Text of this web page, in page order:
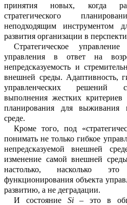
принятия новых, когда
стратегического
неподходящим инструментом
развития организации в
Стратегическое управление
управления в ответ на воз
непредсказуемость и
внешней среды. Адаптивность,
управленческих решений
выполнения жестких критериев
планирования для выживания
среде.
Кроме того, под
понимать не только гибкое
непредсказуемой внешней
изменение самой внешней
настолько, насколько это
функционирования объекта
развитию, а не деградации.
И состояние Si – это в